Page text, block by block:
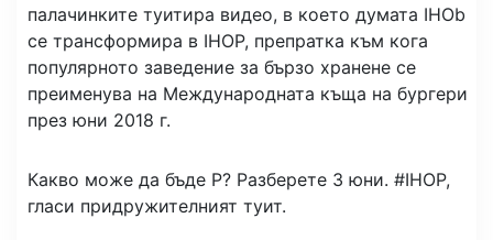
палачинките туитира видео, в което думата IHOb
се трансформира в IHOP, препратка към кога
популярното заведение за бързо хранене се
преименува на Международната къща на бургери
през юни 2018 г.
Какво може да бъде P? Разберете 3 юни. #IHOP,
гласи придружителният туит.